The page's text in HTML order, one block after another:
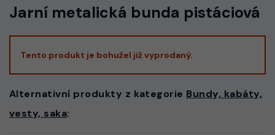
Jarní metalická bunda pistáciová
Tento produkt je bohužel již vyprodaný.
Alternativní produkty z kategorie Bundy, kabáty,
vesty, saka: